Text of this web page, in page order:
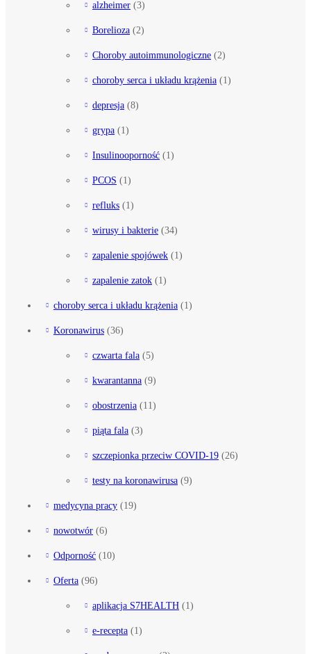
alzheimer (3)
Borelioza (2)
Choroby autoimmunologiczne (2)
choroby serca i układu krążenia (1)
depresja (8)
grypa (1)
Insulinooporność (1)
PCOS (1)
refluks (1)
wirusy i bakterie (34)
zapalenie spojówek (1)
zapalenie zatok (1)
choroby serca i układu krążenia (1)
Koronawirus (36)
czwarta fala (5)
kwarantanna (9)
obostrzenia (11)
piąta fala (3)
szczepionka przeciw COVID-19 (26)
testy na koronawirusa (9)
medycyna pracy (19)
nowotwór (6)
Odporność (10)
Oferta (96)
aplikacja S7HEALTH (1)
e-recepta (1)